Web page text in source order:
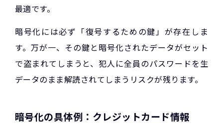
最適です。
暗号化には必ず「復号するための鍵」が存在しま
す。万が一、その鍵と暗号化されたデータがセット
で盗まれてしまうと、犯人に全員のパスワードを生
データのまま解読されてしまうリスクが残ります。
暗号化の具体例：クレジットカード情報